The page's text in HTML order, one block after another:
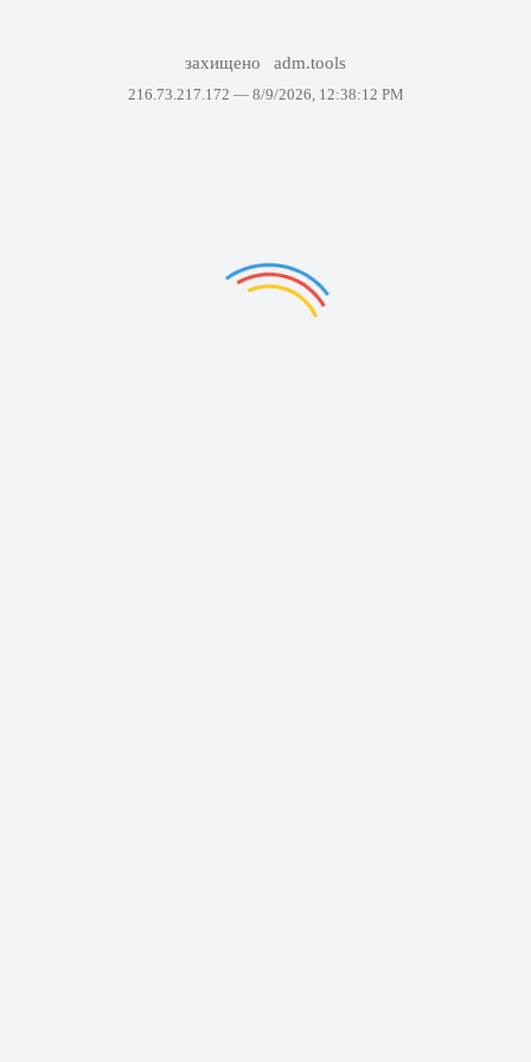
захищено adm.tools
216.73.217.172 — 8/9/2026, 12:38:12 PM